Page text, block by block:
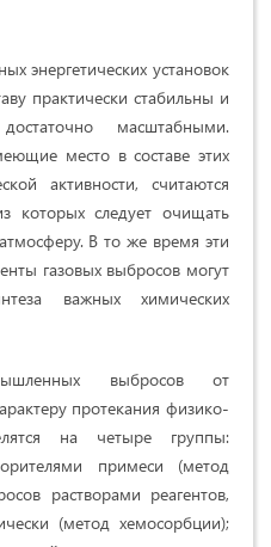
энергетических установок
практически стабильны и
масштабными.
место в составе этих
активности, считаются
которых следует очищать
В то же время эти
газовых выбросов могут
важных химических
выбросов от
протекания физико-
на четыре группы:
примеси (метод
растворами реагентов,
(метод хемосорбции);